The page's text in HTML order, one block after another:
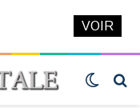
Switch
VOIR